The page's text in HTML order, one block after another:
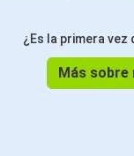
¿Es la primera
Más